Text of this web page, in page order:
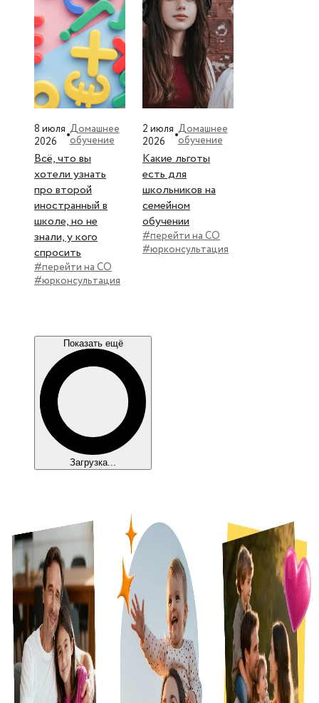
8 июля
2026
Домашнее
обучение
Всё, что вы
хотели узнать
про второй
иностранный в
школе, но не
знали, у кого
спросить
#перейти на СО
#юрконсультация
2 июля
2026
Домашнее
обучение
Какие льготы
есть для
школьников на
семейном
обучении
#перейти на СО
#юрконсультация
Показать ещё
Загрузка...